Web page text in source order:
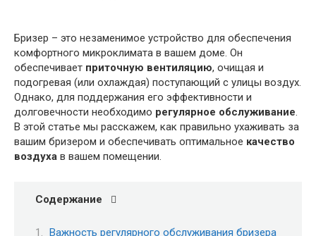
Бризер – это незаменимое устройство для обеспечения
комфортного микроклимата в вашем доме. Он
обеспечивает приточную вентиляцию, очищая и
подогревая (или охлаждая) поступающий с улицы воздух.
Однако, для поддержания его эффективности и
долговечности необходимо регулярное обслуживание.
В этой статье мы расскажем, как правильно ухаживать за
вашим бризером и обеспечивать оптимальное качество
воздуха в вашем помещении.
Содержание
Важность регулярного обслуживания бризера